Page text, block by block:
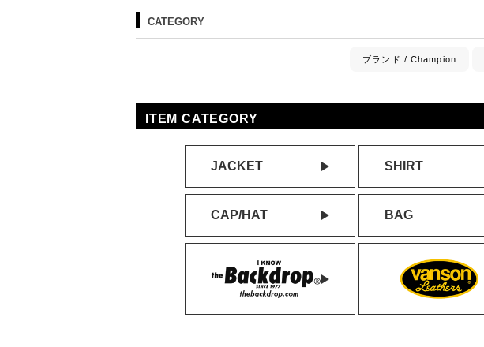
CATEGORY
ブランド / Champion
ITEM CATEGORY
JACKET SHIRT
CAP/HAT BAG